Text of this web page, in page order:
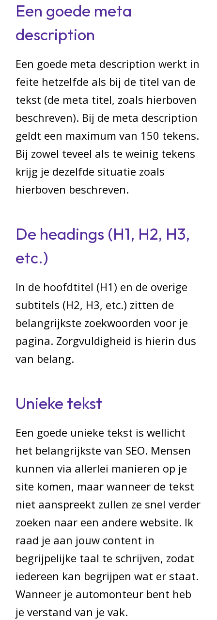
Een goede meta
description
Een goede meta description werkt in
feite hetzelfde als bij de titel van de
tekst (de meta titel, zoals hierboven
beschreven). Bij de meta description
geldt een maximum van 150 tekens.
Bij zowel teveel als te weinig tekens
krijg je dezelfde situatie zoals
hierboven beschreven.
De headings (H1, H2, H3,
etc.)
In de hoofdtitel (H1) en de overige
subtitels (H2, H3, etc.) zitten de
belangrijkste zoekwoorden voor je
pagina. Zorgvuldigheid is hierin dus
van belang.
Unieke tekst
Een goede unieke tekst is wellicht
het belangrijkste van SEO. Mensen
kunnen via allerlei manieren op je
site komen, maar wanneer de tekst
niet aanspreekt zullen ze snel verder
zoeken naar een andere website. Ik
raad je aan jouw content in
begrijpelijke taal te schrijven, zodat
iedereen kan begrijpen wat er staat.
Wanneer je automonteur bent heb
je verstand van je vak.